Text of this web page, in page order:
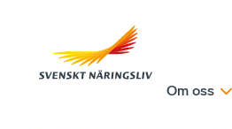
Om oss